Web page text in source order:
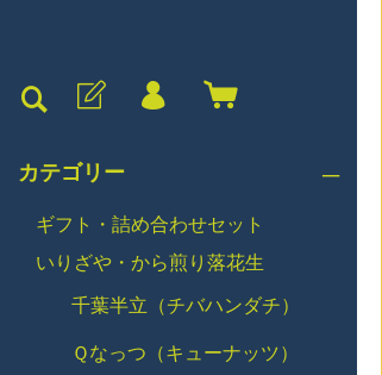
カテゴリー
ギフト・詰め合わせセット
いりざや・から煎り落花生
千葉半立（チバハンダチ）
Ｑなっつ（キューナッツ）